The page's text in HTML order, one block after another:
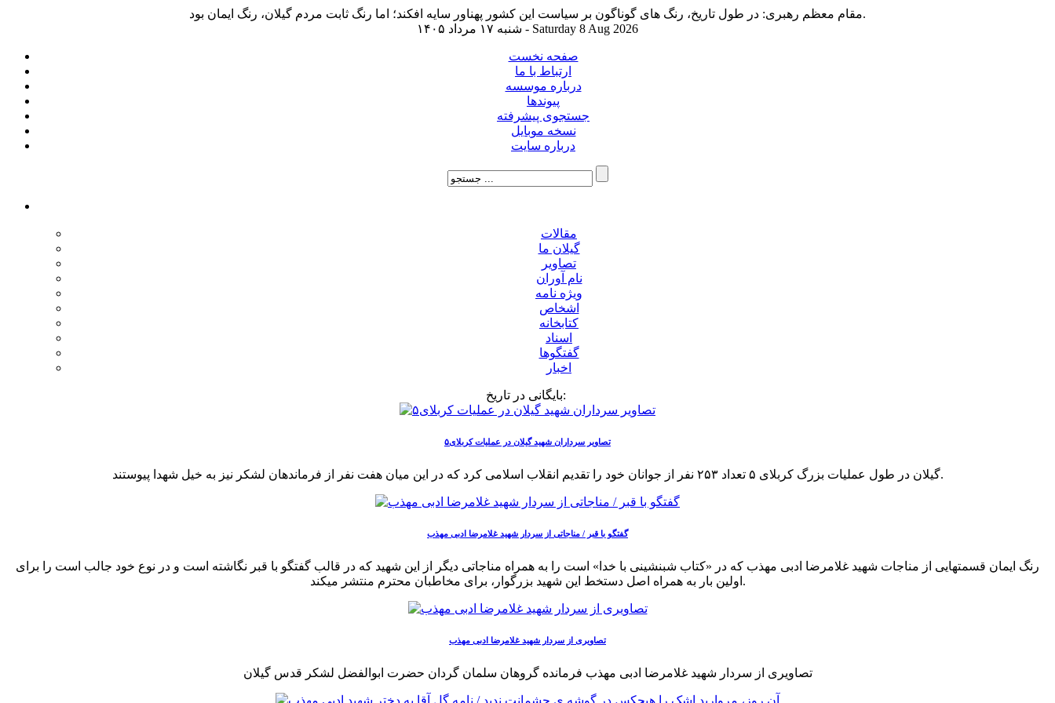
مقام معظم رهبری: در طول تاریخ، رنگ های گوناگون بر سیاست این کشور پهناور سایه افکند؛ اما رنگ ثابت مردم گیلان، رنگ ایمان بود.
شنبه ۱۷ مرداد ۱۴۰۵ - Saturday 8 Aug 2026
صفحه نخست
ارتباط با ما
درباره موسسه
پیوندها
جستجوی پیشرفته
نسخه موبایل
درباره سایت
مقالات
گیلان ما
تصاویر
نام آوران
ویژه نامه
اشخاص
کتابخانه
اسناد
گفتگوها
اخبار
بایگانی در تاریخ:
تصاویر سرداران شهید گیلان در عملیات کربلای۵
گیلان در طول عملیات بزرگ کربلای ۵ تعداد ۲۵۳ نفر از جوانان خود را تقدیم انقلاب اسلامی کرد که در این میان هفت نفر از فرماندهان لشکر نیز به خیل شهدا پیوستند.
گفتگو با قبر / مناجاتی از سردار شهید غلامرضا ادبی مهذب
رنگ ایمان قسمتهایی از مناجات شهید غلامرضا ادبی مهذب که در «کتاب شبنشینی با خدا» است را به همراه مناجاتی دیگر از این شهید که در قالب گفتگو با قبر نگاشته است و در نوع خود جالب است را برای
اولین بار به همراه اصل دستخط این شهید بزرگوار، برای مخاطبان محترم منتشر میکند.
تصاویری از سردار شهید غلامرضا ادبی مهذب
تصاویری از سردار شهید غلامرضا ادبی مهذب فرمانده گروهان سلمان گردان حضرت ابوالفضل لشکر قدس گیلان